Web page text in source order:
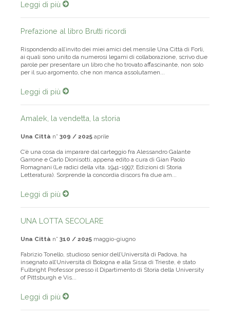
Leggi di più
Prefazione al libro Brutti ricordi
Rispondendo all’invito dei miei amici del mensile Una Città di Forlì,
ai quali sono unito da numerosi legami di collaborazione, scrivo due
parole per presentare un libro che ho trovato affascinante, non solo
per il suo argomento, che non manca assolutamen...
Leggi di più
Amalek, la vendetta, la storia
Una Città n° 309 / 2025 aprile
C’è una cosa da imparare dal carteggio fra Alessandro Galante
Garrone e Carlo Dionisotti, appena edito a cura di Gian Paolo
Romagnani (Le radici della vita. 1941-1997, Edizioni di Storia
Letteratura). Sorprende la concordia discors fra due am...
Leggi di più
UNA LOTTA SECOLARE
Una Città n° 310 / 2025 maggio-giugno
Fabrizio Tonello, studioso senior dell’Università di Padova, ha
insegnato all’Università di Bologna e alla Sissa di Trieste, è stato
Fulbright Professor presso il Dipartimento di Storia della University
of Pittsburgh e Vis...
Leggi di più